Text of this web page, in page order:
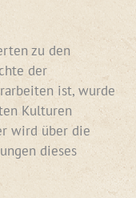
zu den
der
ist, wurde
Kulturen
wird über die
dieses